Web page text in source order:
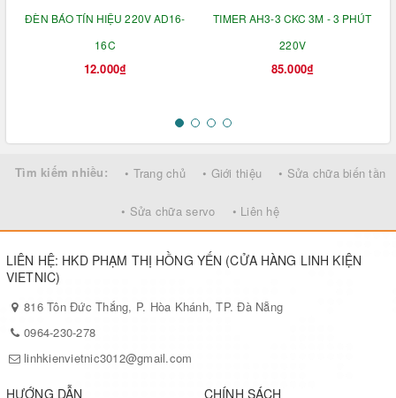
ĐÈN BÁO TÍN HIỆU 220V AD16-
16C
12.000₫
TIMER AH3-3 CKC 3M - 3 PHÚT
220V
85.000₫
Tìm kiếm nhiều: • Trang chủ • Giới thiệu • Sửa chữa biến tần
• Sửa chữa servo • Liên hệ
LIÊN HỆ: HKD PHẠM THỊ HỒNG YẾN (CỬA HÀNG LINH KIỆN
VIETNIC)
816 Tôn Đức Thắng, P. Hòa Khánh, TP. Đà Nẵng
0964-230-278
linhkienvietnic3012@gmail.com
HƯỚNG DẪN CHÍNH SÁCH